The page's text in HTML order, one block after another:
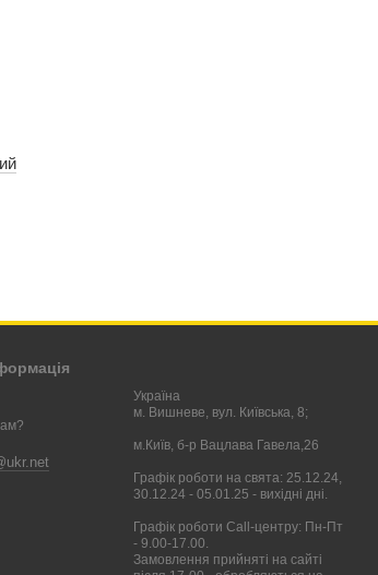
Україна
м. Вишневе, вул. Київська, 8;
м.Київ, б-р Вацлава Гавела,26
Графік роботи на свята: 25.12.24,
30.12.24 - 05.01.25 - вихідні дні.
Графік роботи Call-центру: Пн-Пт
- 9.00-17.00.
Замовлення прийняті на сайті